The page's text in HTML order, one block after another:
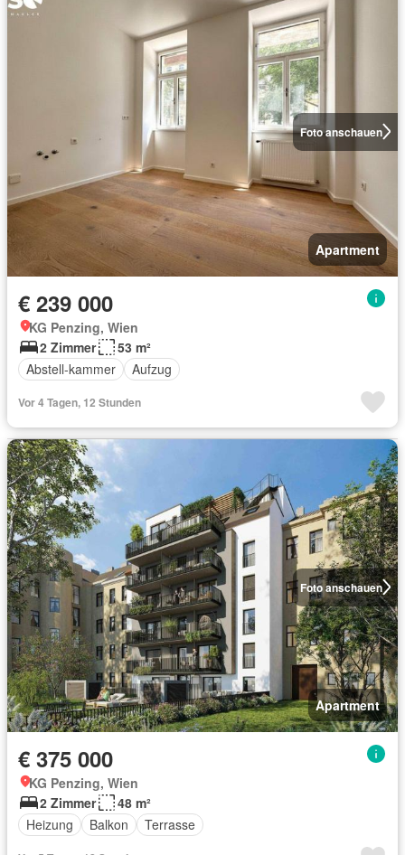
Foto anschauen
Apartment
€ 239 000
KG Penzing, Wien
2 Zimmer
53 m²
Abstell-kammer
Aufzug
Vor 4 Tagen, 12 Stunden
Foto anschauen
Apartment
€ 375 000
KG Penzing, Wien
2 Zimmer
48 m²
Heizung
Balkon Terrasse